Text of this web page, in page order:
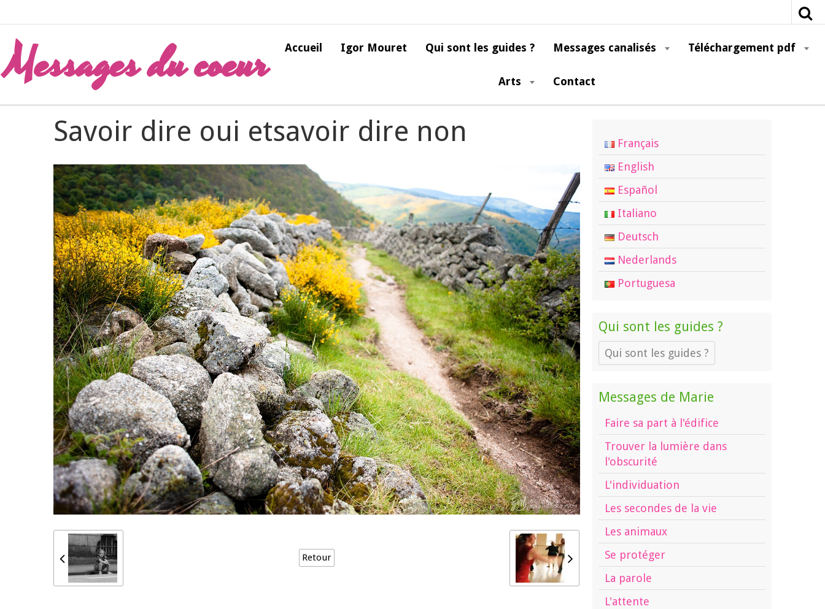
Messages du coeur Accueil Igor Mouret Qui sont les guides ? Messages canalisés Téléchargement pdf
Arts Contact
Savoir dire oui etsavoir dire non
Retour
Français
English
Español
Italiano
Deutsch
Nederlands
Portuguesa
Qui sont les guides ?
Qui sont les guides ?
Messages de Marie
Faire sa part à l'édifice
Trouver la lumière dans
l'obscurité
L'individuation
Les secondes de la vie
Les animaux
Se protéger
La parole
L'attente